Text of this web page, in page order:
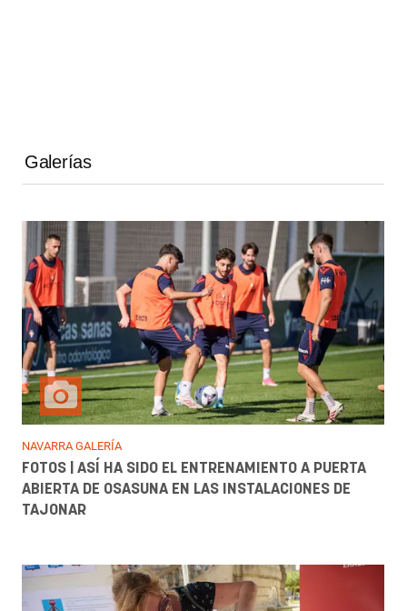
Galerías
NAVARRA GALERÍA
FOTOS | ASÍ HA SIDO EL ENTRENAMIENTO A PUERTA
ABIERTA DE OSASUNA EN LAS INSTALACIONES DE
TAJONAR